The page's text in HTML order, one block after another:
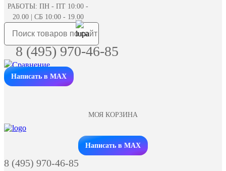
РАБОТЫ: ПН - ПТ 10:00 -
20.00 | СБ 10:00 - 19.00
8 (495) 970-46-85
Написать в MAX
МОЯ КОРЗИНА
Заказать звонок
Написать в MAX
8 (495) 970-46-85